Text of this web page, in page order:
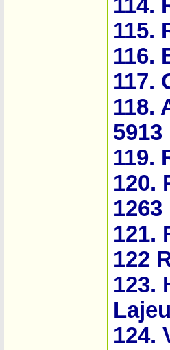
114.
115.
116.
117.
118.
119.
120.
121.
122
123.
124.